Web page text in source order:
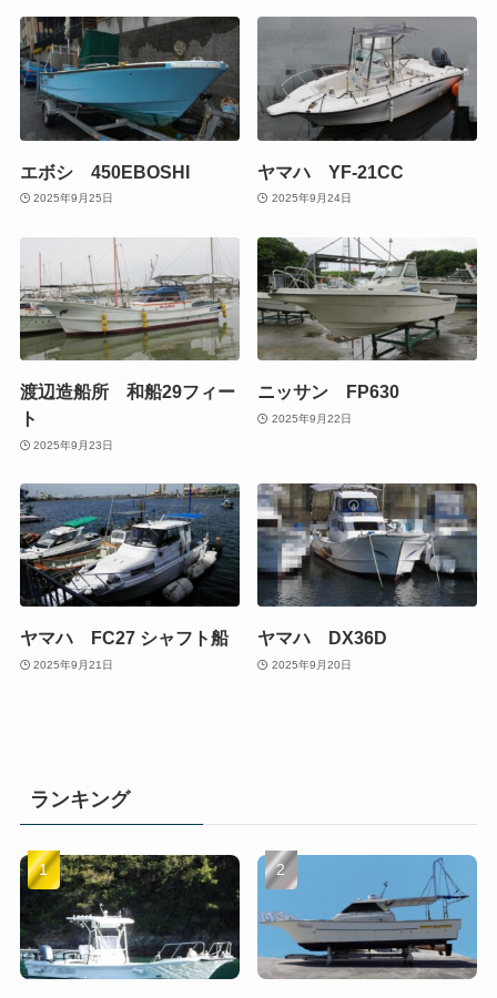
エボシ 450EBOSHI
2025年9月25日
ヤマハ YF-21CC
2025年9月24日
渡辺造船所 和船29フィー
ト
2025年9月23日
ニッサン FP630
2025年9月22日
ヤマハ FC27 シャフト船
2025年9月21日
ヤマハ DX36D
2025年9月20日
ランキング